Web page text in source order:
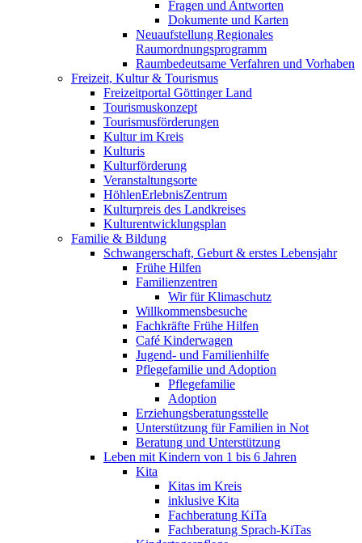
Fragen und Antworten
Dokumente und Karten
Neuaufstellung Regionales
Raumordnungsprogramm
Raumbedeutsame Verfahren und Vorhaben
Freizeit, Kultur & Tourismus
Freizeitportal Göttinger Land
Tourismuskonzept
Tourismusförderungen
Kultur im Kreis
Kulturis
Kulturförderung
Veranstaltungsorte
HöhlenErlebnisZentrum
Kulturpreis des Landkreises
Kulturentwicklungsplan
Familie & Bildung
Schwangerschaft, Geburt & erstes Lebensjahr
Frühe Hilfen
Familienzentren
Wir für Klimaschutz
Willkommensbesuche
Fachkräfte Frühe Hilfen
Café Kinderwagen
Jugend- und Familienhilfe
Pflegefamilie und Adoption
Pflegefamilie
Adoption
Erziehungsberatungsstelle
Unterstützung für Familien in Not
Beratung und Unterstützung
Leben mit Kindern von 1 bis 6 Jahren
Kita
Kitas im Kreis
inklusive Kita
Fachberatung KiTa
Fachberatung Sprach-KiTas